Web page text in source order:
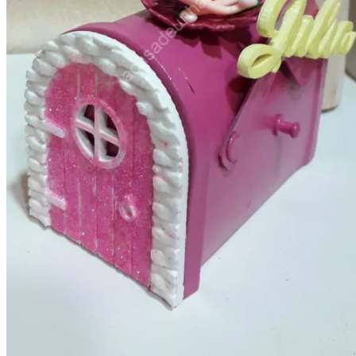
Cajas para regalo
Cajas para bebé
Cajas para hombre
Cajas para mujer
Cajas para niños
Detalles para Celebraciones
Bautizos
Bodas
invitaciones de boda
Comuniones
Árboles de huellas
Eventos
Detalles Personalizados
Jabones,champú y Aromas
Ambientadores naturales
bálsamos y cremas naturales
Champú y acondicionador
Jabón para el afeitado
Jabones artesanales